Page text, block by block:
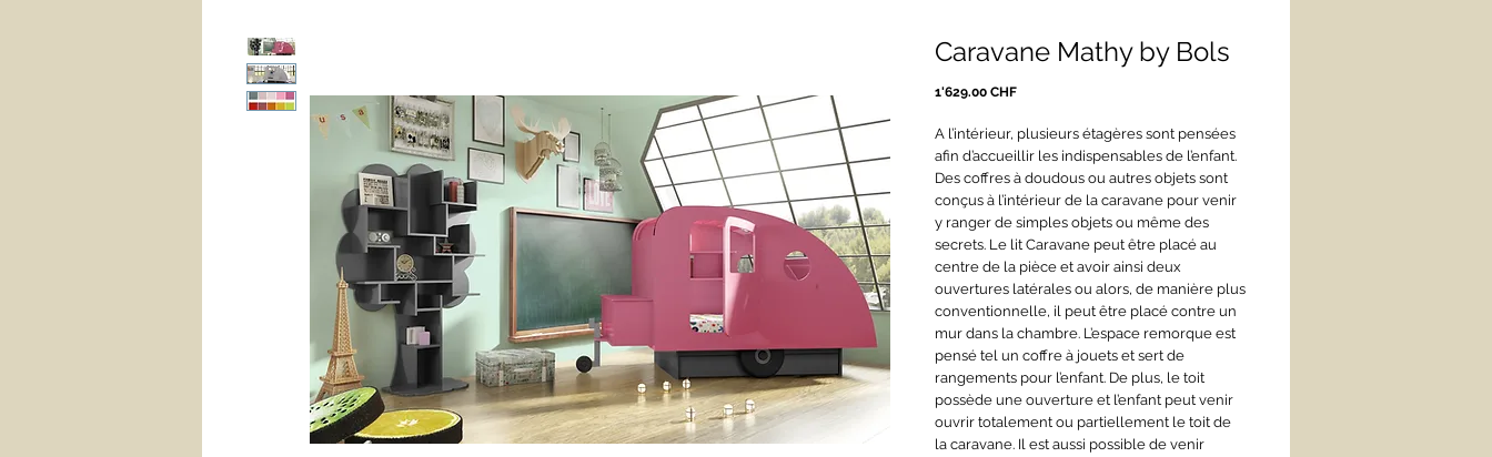
Caravane Mathy by Bols
1'629.00 CHFPrix
A l’intérieur, plusieurs étagères sont pensées
afin d’accueillir les indispensables de l’enfant.
Des coffres à doudous ou autres objets sont
conçus à l’intérieur de la caravane pour venir
y ranger de simples objets ou même des
secrets. Le lit Caravane peut être placé au
centre de la pièce et avoir ainsi deux
ouvertures latérales ou alors, de manière plus
conventionnelle, il peut être placé contre un
mur dans la chambre. L’espace remorque est
pensé tel un coffre à jouets et sert de
rangements pour l’enfant. De plus, le toit
possède une ouverture et l’enfant peut venir
ouvrir totalement ou partiellement le toit de
la caravane. Il est aussi possible de venir